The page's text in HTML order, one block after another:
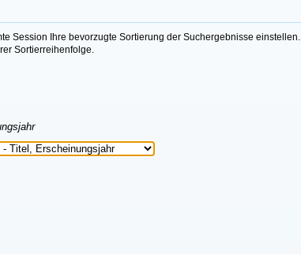
Session Ihre bevorzugte Sortierung der Suchergebnisse einstellen.
Sortierreihenfolge.